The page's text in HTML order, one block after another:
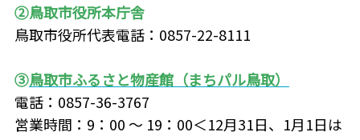
②鳥取市役所本庁舎
鳥取市役所代表電話：0857-22-8111
③鳥取市ふるさと物産館（まちパル鳥取）
電話：0857-36-3767
営業時間：9：00 ～ 19：00＜12月31日、1月1日は